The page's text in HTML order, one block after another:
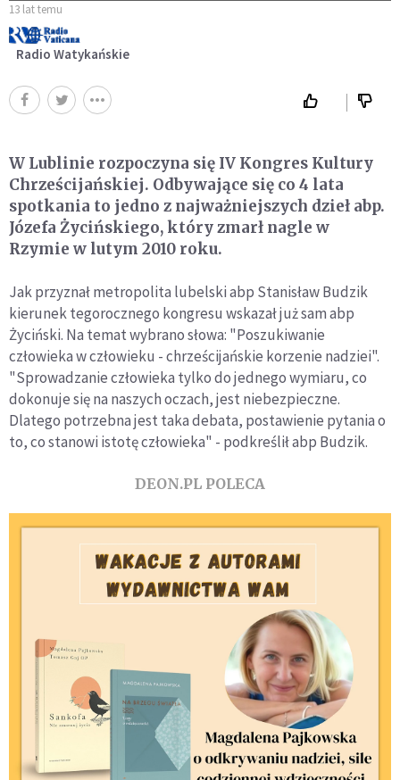
13 lat temu
Radio Watykańskie
W Lublinie rozpoczyna się IV Kongres Kultury
Chrześcijańskiej. Odbywające się co 4 lata
spotkania to jedno z najważniejszych dzieł abp.
Józefa Życińskiego, który zmarł nagle w
Rzymie w lutym 2010 roku.
Jak przyznał metropolita lubelski abp Stanisław Budzik
kierunek tegorocznego kongresu wskazał już sam abp
Życiński. Na temat wybrano słowa: "Poszukiwanie
człowieka w człowieku - chrześcijańskie korzenie nadziei".
"Sprowadzanie człowieka tylko do jednego wymiaru, co
dokonuje się na naszych oczach, jest niebezpieczne.
Dlatego potrzebna jest taka debata, postawienie pytania o
to, co stanowi istotę człowieka" - podkreślił abp Budzik.
DEON.PL POLECA